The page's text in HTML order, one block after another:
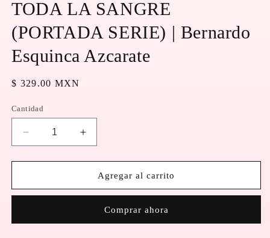
1
ventana
modal
TODA LA SANGRE
(PORTADA SERIE) | Bernardo
Esquinca Azcarate
Precio
$ 329.00 MXN
Cantidad
Reducir
cantidad
para
LA
SERIE)
Aumentar
cantidad
para
TODA
LA
(PORTADA
SERIE)
Agregar al carrito
Comprar ahora